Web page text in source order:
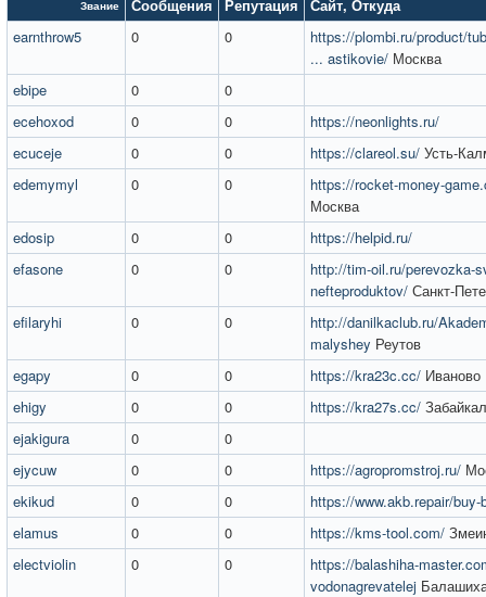
Звание Сообщения Репутация Сайт, Откуда
earnthrow5
0 0
https://plombi.ru/product/
... astikovie/ Москва
ebipe
0
0
ecehoxod
0 0
https://neonlights.ru/
ecuceje
0 0 https://clareol.su/ Усть-
edemymyl
0 0
https://rocket-money-
Москва
edosip
0 0
https://helpid.ru/
efasone
0 0
http://tim-oil.ru/perevozka-
nefteproduktov/ Санкт-
efilaryhi
0 0
http://danilkaclub.ru/
malyshey Реутов
egapy
0 0 https://kra23c.cc/ Иваново
ehigy
0 0 https://kra27s.cc/
ejakigura
0
0
ejycuw
0 0 https://agropromstroj.ru/
ekikud
0 0
https://www.akb.repair/buy-
elamus
0 0 https://kms-tool.com/
electviolin
0 0
https://balashiha-
vodonagrevatelej